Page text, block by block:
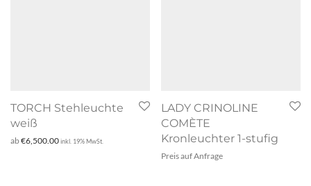
TORCH Stehleuchte
weiß
ab€6,500.00inkl. 19% MwSt.
LADY CRINOLINE
COMÈTE
Kronleuchter 1-stufig
Preis auf Anfrage